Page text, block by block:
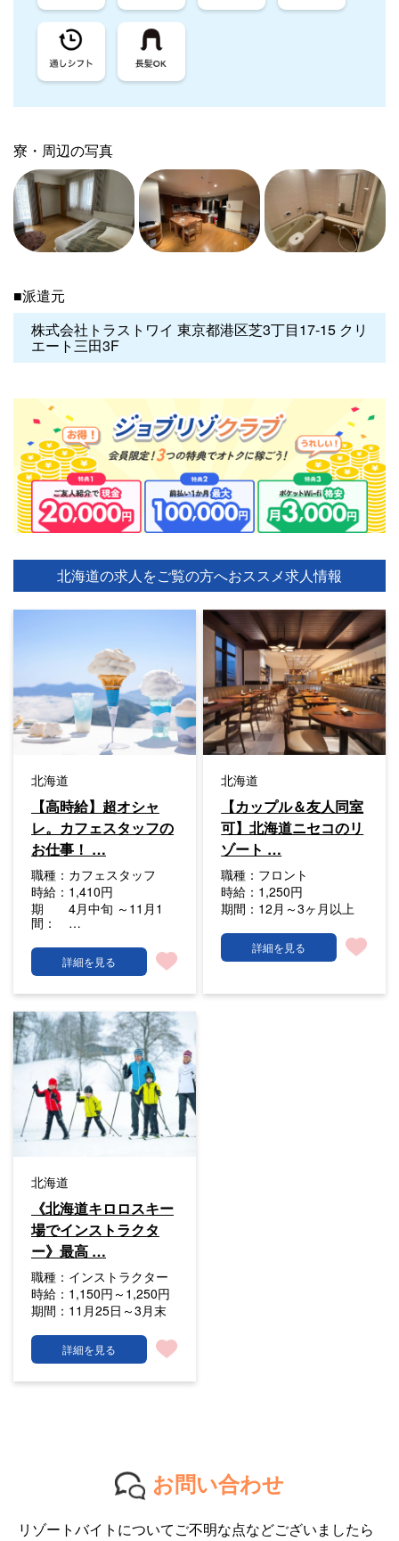
寮・周辺の写真
■派遣元
株式会社トラストワイ 東京都港区芝3丁目17-15 クリ
エート三田3F
北海道の求人をご覧の方へおススメ求人情報
北海道
【高時給】超オシャ
レ。カフェスタッフの
お仕事！ …
職種： カフェスタッフ
時給： 1,410円
期
間：
4月中旬 ～11月1
…
詳細を見る
北海道
【カップル＆友人同室
可】北海道ニセコのリ
ゾート …
職種： フロント
時給： 1,250円
期間： 12月～3ヶ月以上
詳細を見る
北海道
《北海道キロロスキー
場でインストラクタ
ー》最高 …
職種： インストラクター
時給： 1,150円～1,250円
期間： 11月25日～3月末
詳細を見る
お問い合わせ
リゾートバイトについてご不明な点などございましたら